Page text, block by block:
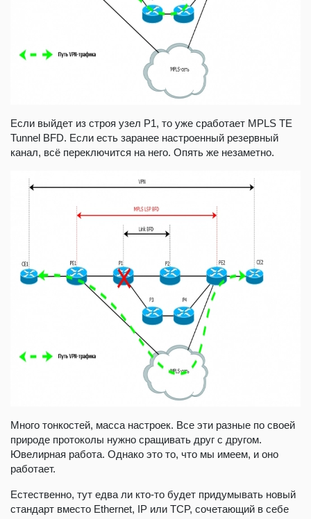
Если выйдет из строя узел P1, то уже сработает MPLS TE
Tunnel BFD. Если есть заранее настроенный резервный
канал, всё переключится на него. Опять же незаметно.
Много тонкостей, масса настроек. Все эти разные по своей
природе протоколы нужно сращивать друг с другом.
Ювелирная работа. Однако это то, что мы имеем, и оно
работает.
Естественно, тут едва ли кто-то будет придумывать новый
стандарт вместо Ethernet, IP или TCP, сочетающий в себе